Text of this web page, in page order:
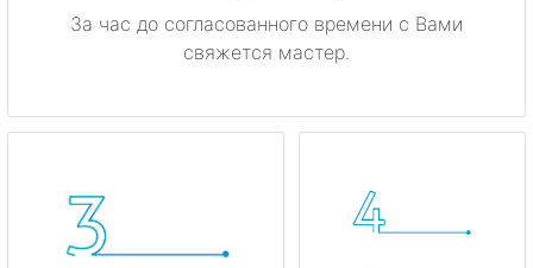
За час до согласованного времени с Вами
свяжется мастер.